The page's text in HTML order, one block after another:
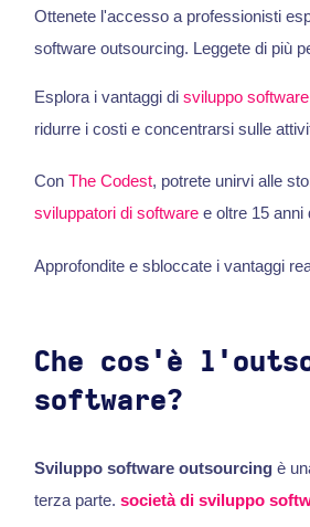
Ottenete l'accesso a professionisti
software outsourcing. Leggete di più
Esplora i vantaggi di sviluppo software
ridurre i costi e concentrarsi sulle
Con The Codest, potrete unirvi alle
sviluppatori di softwaree oltre 15 anni
Approfondite e sbloccate i vantaggi
Che cos'è
software?
Sviluppo software outsourcingè
terza parte. società di sviluppo